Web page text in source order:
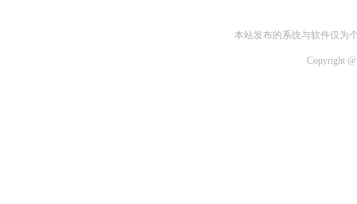
本站发布的系统与软件仅为
Copyright